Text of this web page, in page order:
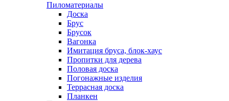
Пиломатериалы
Доска
Брус
Брусок
Вагонка
Имитация бруса, блок-хаус
Пропитки для дерева
Половая доска
Погонажные изделия
Террасная доска
Планкен